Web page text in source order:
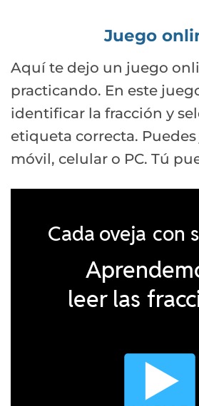
Juego
Aquí te dejo un juego
practicando. En este
identificar la fracción y
etiqueta correcta.
móvil, celular o PC. Tú